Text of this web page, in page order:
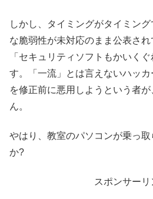
しかし、タイミングがタイミン
な脆弱性が未対応のまま公表さ
「セキュリティソフトもかいく
す。「一流」とは言えないハッ
を修正前に悪用しようという者
ん。
やはり、教室のパソコンが乗っ取
か?
スポンサーリ